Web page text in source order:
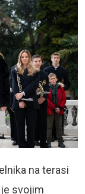
na terasi
svojim